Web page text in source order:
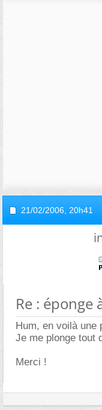
21/02/2006, 20h41
Re : éponge
Hum, en voilà une
Je me plonge tout
Merci !